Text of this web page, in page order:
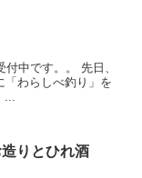
中です。。 先日、
「わらしべ釣り」を
...
りとひれ酒